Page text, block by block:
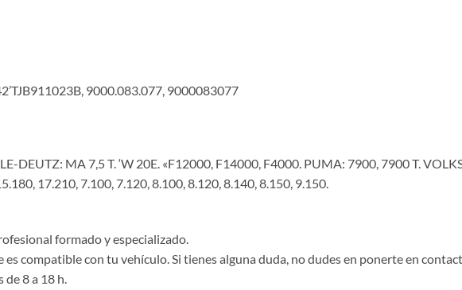
9000.083.077, 9000083077
DEUTZ: MA 7,5 T. ‘W 20E. «F12000, F14000, F4000. PUMA: 7900, 7900 T.
17.210, 7.100, 7.120, 8.100, 8.120, 8.140, 8.150, 9.150.
formado y especializado.
compatible con tu vehículo. Si tienes alguna duda, no dudes en ponerte en
8 a 18 h.